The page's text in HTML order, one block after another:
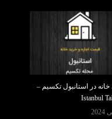
خانه در استانبول تکسیم –
Istanbul